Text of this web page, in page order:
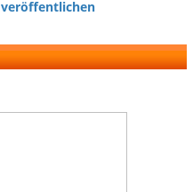
veröffentlichen